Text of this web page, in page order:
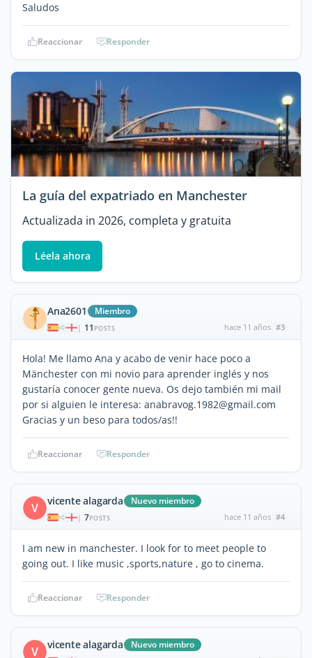
Saludos
Reaccionar Responder
La guía del expatriado en Manchester
Actualizada in 2026, completa y gratuita
Léela ahora
Ana2601 Miembro
| 11 POSTS hace 11 años #3
Hola! Me llamo Ana y acabo de venir hace poco a
Mänchester con mi novio para aprender inglés y nos
gustaría conocer gente nueva. Os dejo también mi mail
por si alguien le interesa: anabravog.1982@gmail.com
Gracias y un beso para todos/as!!
Reaccionar Responder
V vicente alagarda Nuevo miembro
| 7POSTS hace 11 años #4
I am new in manchester. I look for to meet people to
going out. I like music ,sports,nature , go to cinema.
Reaccionar Responder
V vicente alagarda Nuevo miembro